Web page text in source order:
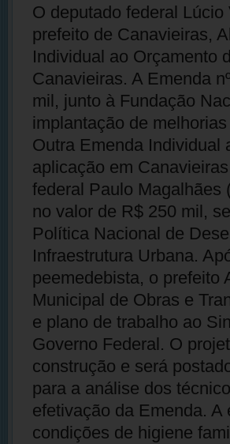
O deputado federal
prefeito de Canavieiras,
Individual ao Orçamento
Canavieiras. A Emenda
mil, junto à Fundação
implantação de
Outra Emenda Individual
aplicação em
federal Paulo Magalhães
no valor de R$ 250 mil,
Política Nacional de
Infraestrutura Urbana.
peemedebista, o prefeito
Municipal de Obras e
e plano de trabalho ao
Governo Federal. O
construção e será
para a análise dos
efetivação da Emenda.
condições de higiene